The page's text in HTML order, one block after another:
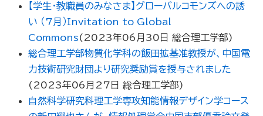
【学生・教職員のみなさま】グローバルコモンズへの誘
い （7月）Invitation to Global
Commons( 2023年06月30日 総合理工学部)
総合理工学部物質化学科の飯田拡基准教授が、中国電
力技術研究財団より研究奨励賞を授与されました
( 2023年06月27日 総合理工学部)
自然科学研究科理工学専攻知能情報デザイン学コース